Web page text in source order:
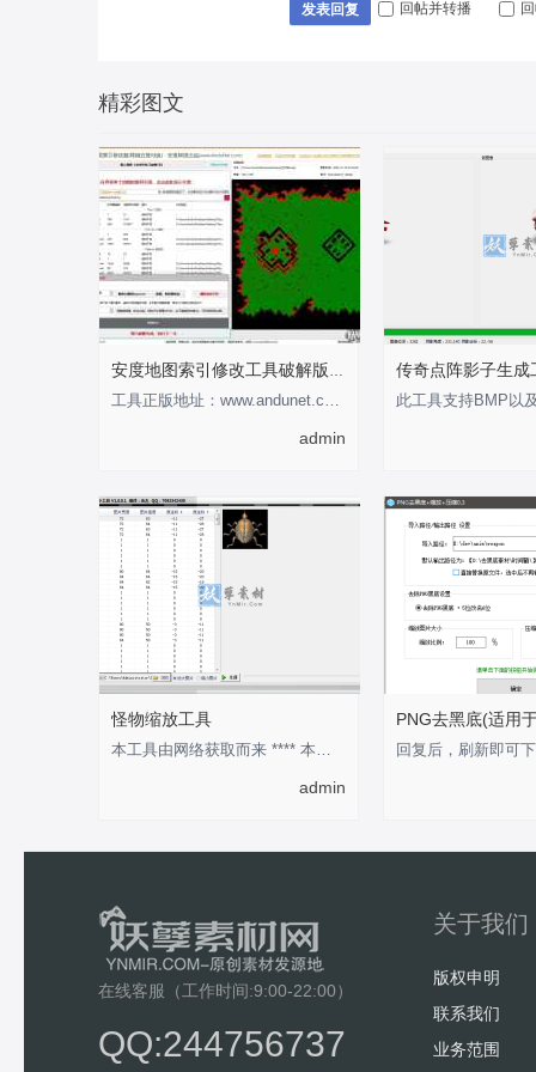
发表回复 回帖并转播
精彩图文
安度地图索引修改工具破解版-支持0-255
工具正版地址：www.andunet.com 制作不易，有经济基础的支持正版软件 以下为正版截
admin
怪物缩放工具
本工具由网络获取而来 **** 本内容被作者隐藏 ****
admin
PNG去黑底(适用
在线客服（工作时间:9:00-22:00）
QQ:244756737
关于我们
版权申明
联系我们
业务范围